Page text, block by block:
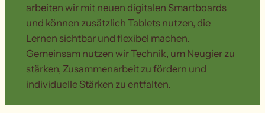
arbeiten wir mit neuen digitalen Smartboards
und können zusätzlich Tablets nutzen, die
Lernen sichtbar und flexibel machen.
Gemeinsam nutzen wir Technik, um Neugier zu
stärken, Zusammenarbeit zu fördern und
individuelle Stärken zu entfalten.